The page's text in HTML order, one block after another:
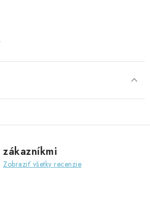
Zobraziť všetky recenzie